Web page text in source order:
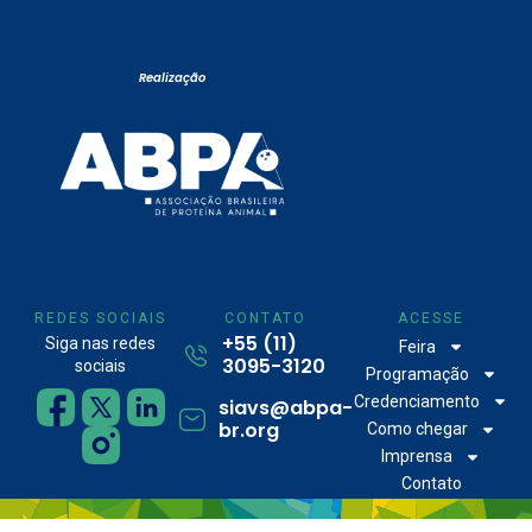
Realização
REDES SOCIAIS
Siga nas redes
sociais
CONTATO
+55 (11)
3095-3120
siavs@abpa-
br.org
ACESSE
Feira
Programação
Credenciamento
Como chegar
Imprensa
Contato